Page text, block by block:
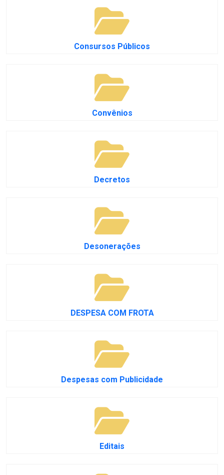
Consursos Públicos
Convênios
Decretos
Desonerações
DESPESA COM FROTA
Despesas com Publicidade
Editais